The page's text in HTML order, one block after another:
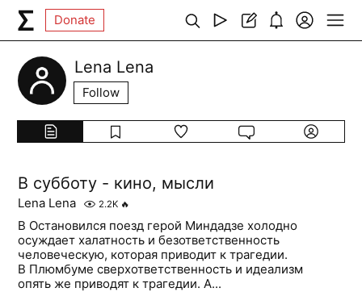
Donate
Lena Lena
Follow
В субботу - кино, мысли
Lena Lena 2.2K 🔥
В Остановился поезд герой Миндадзе холодно
осуждает халатность и безответственность
человеческую, которая приводит к трагедии.
В Плюмбуме сверхответственность и идеализм
опять же приводят к трагедии. А...